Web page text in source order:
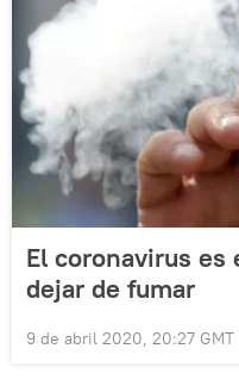
El coronavirus
dejar de fumar
9 de abril 2020, 20:27 GMT